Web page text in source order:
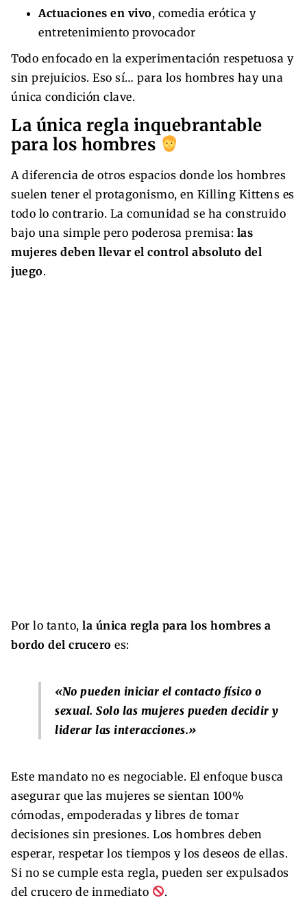
Actuaciones en vivo, comedia erótica y
entretenimiento provocador
Todo enfocado en la experimentación respetuosa y
sin prejuicios. Eso sí… para los hombres hay una
única condición clave.
La única regla inquebrantable
para los hombres
A diferencia de otros espacios donde los hombres
suelen tener el protagonismo, en Killing Kittens es
todo lo contrario. La comunidad se ha construido
bajo una simple pero poderosa premisa: las
mujeres deben llevar el control absoluto del
juego.
Por lo tanto, la única regla para los hombres a
bordo del crucero es:
«No pueden iniciar el contacto físico o
sexual. Solo las mujeres pueden decidir y
liderar las interacciones.»
Este mandato no es negociable. El enfoque busca
asegurar que las mujeres se sientan 100%
cómodas, empoderadas y libres de tomar
decisiones sin presiones. Los hombres deben
esperar, respetar los tiempos y los deseos de ellas.
Si no se cumple esta regla, pueden ser expulsados
del crucero de inmediato
.